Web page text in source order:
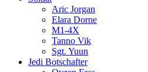
Aric Jorgan
Elara Dorne
M1-4X
Tanno Vik
Sgt. Yuun
Jedi Botschafter